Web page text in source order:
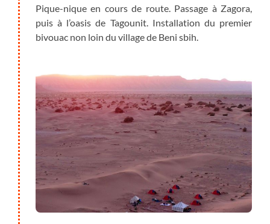
Pique-nique en cours de route. Passage à Zagora,
puis à l’oasis de Tagounit. Installation du premier
bivouac non loin du village de Beni sbih.